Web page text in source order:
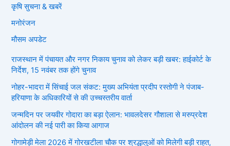
कृषि सुचना & खबरें
मनोरंजन
मौसम अपडेट
राजस्थान में पंचायत और नगर निकाय चुनाव को लेकर बड़ी खबर: हाईकोर्ट के
निर्देश, 15 नवंबर तक होंगे चुनाव
नोहर-भादरा में सिंचाई जल संकट: मुख्य अभियंता प्रदीप रस्तोगी ने पंजाब-
हरियाणा के अधिकारियों से की उच्चस्तरीय वार्ता
जन्मदिन पर जयवीर गोदारा का बड़ा ऐलान: भावलदेसर गौशाला से मरुप्रदेश
आंदोलन की नई पारी का किया आगाज
गोगामेड़ी मेला 2026 में गोरखटीला चौक पर श्रद्धालुओं को मिलेगी बड़ी राहत,